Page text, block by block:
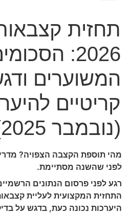
תחזית
2026:
המשוערים
קריטיים
(נובמבר 2025)
מהי תוספת הקצבה הצפויה?
לפני שהשנה מסתיימת.
רגע לפני פרסום הנתונים
היערכות נכונה כעת, בדגש על